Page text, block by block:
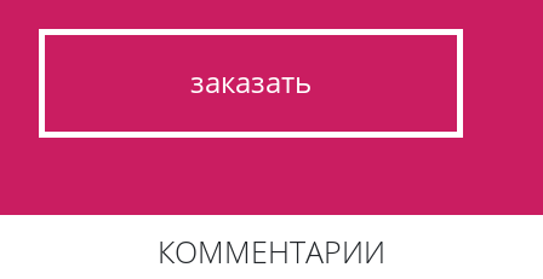
заказать
КОММЕНТАРИИ